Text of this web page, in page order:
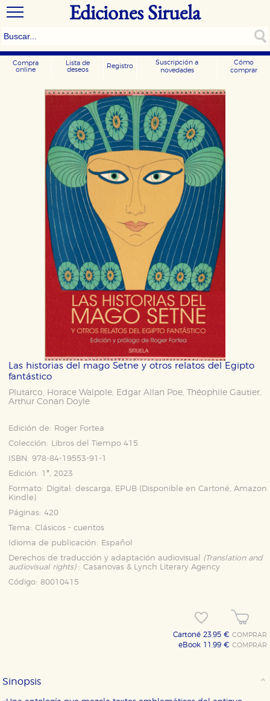
Ediciones Siruela
Compra
online
Lista de
deseos
Registro
Suscripción a
novedades
Cómo
comprar
Las historias del mago Setne y otros relatos del Egipto
fantástico
Plutarco, Horace Walpole, Edgar Allan Poe, Théophile Gautier,
Arthur Conan Doyle
Edición de:
Roger Fortea
Colección:
Libros del Tiempo 415
ISBN: 978-84-19553-91-1
Edición: 1ª, 2023
Formato:
Digital: descarga, EPUB (Disponible enCartoné,Amazon
Kindle )
Páginas: 420
Tema: Clásicos - cuentos
Idioma de publicación:
Español
Derechos de traducción y adaptación audiovisual
(Translation and
audiovisual rights): Casanovas & Lynch Literary Agency
Código: 80010415
Cartoné 23,95 €COMPRAR
eBook 11,99 €COMPRAR
Sinopsis